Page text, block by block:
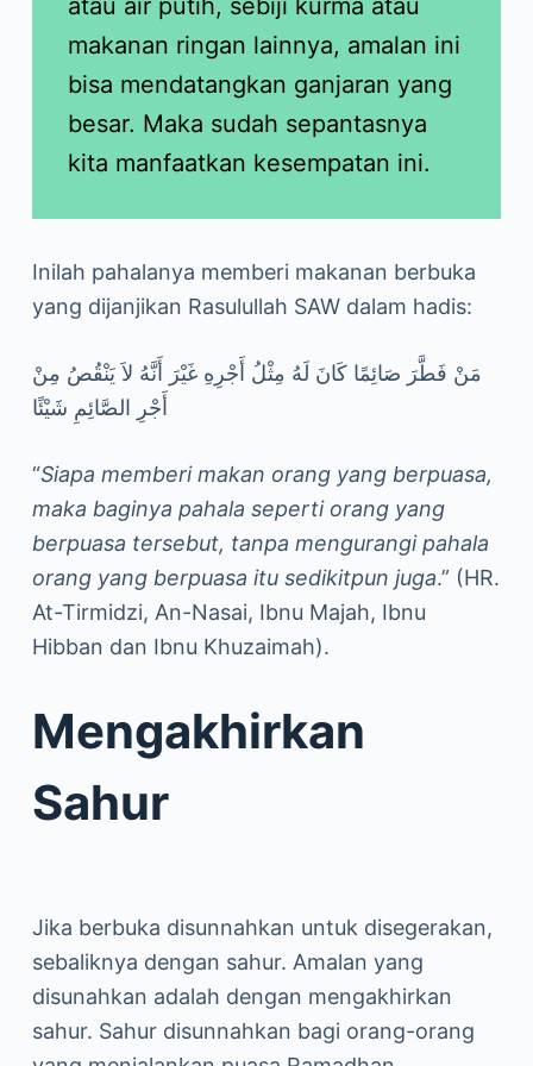
atau air putih, sebiji kurma atau
makanan ringan lainnya, amalan ini
bisa mendatangkan ganjaran yang
besar. Maka sudah sepantasnya
kita manfaatkan kesempatan ini.
Inilah pahalanya memberi makanan berbuka
yang dijanjikan Rasulullah SAW dalam hadis:
مَنْ فَطَّرَ صَائِمًا كَانَ لَهُ مِثْلُ أَجْرِهِ غَيْرَ أَنَّهُ لاَ يَنْقُصُ مِنْ
أَجْرِ الصَّائِمِ شَيْئًا
“Siapa memberi makan orang yang berpuasa,
maka baginya pahala seperti orang yang
berpuasa tersebut, tanpa mengurangi pahala
orang yang berpuasa itu sedikitpun juga.” (HR.
At-Tirmidzi, An-Nasai, Ibnu Majah, Ibnu
Hibban dan Ibnu Khuzaimah).
Mengakhirkan
Sahur
Jika berbuka disunnahkan untuk disegerakan,
sebaliknya dengan sahur. Amalan yang
disunahkan adalah dengan mengakhirkan
sahur. Sahur disunnahkan bagi orang-orang